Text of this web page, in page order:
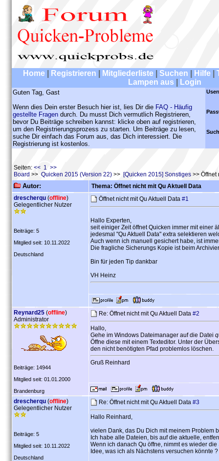
Home Registrieren Mitgliederliste Suchen Hilfe
Lampen aus
Login
Guten Tag, Gast
Wenn dies Dein erster Besuch hier ist, lies Dir die FAQ - Häufig
gestellte Fragen durch. Du musst Dich vermutlich Registrieren,
bevor Du Beiträge schreiben kannst: klicke oben auf registrieren,
um den Registrierungsprozess zu starten. Um Beiträge zu lesen,
suche Dir einfach das Forum aus, das Dich interessiert. Die
Registrierung ist kostenlos.
Seiten: << 1 >>
Board >> Quicken 2015 (Version 22) >> [Quicken 2015] Sonstiges >> Öffnet
Autor:
Thema: Öffnet nicht mit Qu Aktuell Data
drescherqu (offline)
Gelegentlicher Nutzer
Beiträge: 5
Mitglied seit: 10.11.2022
Deutschland
Öffnet nicht mit Qu Aktuell Data #1
Hallo Experten,
seit einiger Zeit öffnet Quicken immer mit einer
jedesmal "Qu Aktuell Data" extra selektieren
Auch wenn ich manuell gesichert habe, ist
Die fragliche Sicherungs Kopie ist beim
Bin für jeden Tip dankbar
VH Heinz
Reynard25 (offline)
Administrator
Beiträge: 14944
Mitglied seit: 01.01.2000
Brandenburg
Re: Öffnet nicht mit Qu Aktuell Data #2
Hallo,
Gehe im Windows Dateimanager auf die Datei
Öffne diese mit einem Texteditor. Unter der
den nicht benötigten Pfad problemlos löschen.
Gruß Reinhard
drescherqu (offline)
Gelegentlicher Nutzer
Beiträge: 5
Mitglied seit: 10.11.2022
Deutschland
Re: Öffnet nicht mit Qu Aktuell Data #3
Hallo Reinhard,
vielen Dank, das Du Dich mit meinem Problem
Ich habe alle Dateien, bis auf die aktuelle,
Wenn ich danach Qu öffne, nimmt es wieder
Idee, was ich als Nächstens versuchen könnte ?